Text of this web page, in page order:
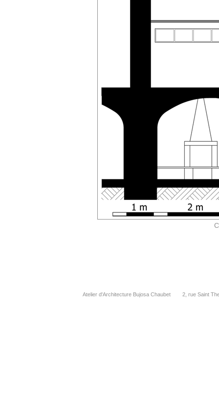
Atelier d'Architecture Bujosa Chaubet 2, rue Saint